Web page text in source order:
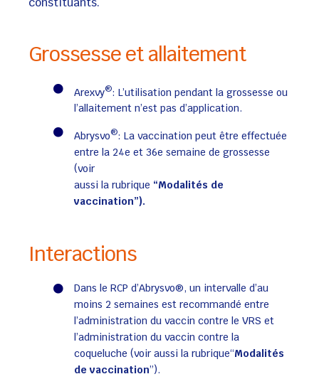
Grossesse et allaitement
Arexvy®: L’utilisation pendant la grossesse ou
l’allaitement n’est pas d’application.
Abrysvo®: La vaccination peut être effectuée
entre la 24e et 36e semaine de grossesse
(voir
aussi la rubrique “Modalités de
vaccination”).
Interactions
Dans le RCP d’Abrysvo®, un intervalle d’au
moins 2 semaines est recommandé entre
l’administration du vaccin contre le VRS et
l’administration du vaccin contre la
coqueluche (voir aussi la rubrique“Modalités
de vaccination”).